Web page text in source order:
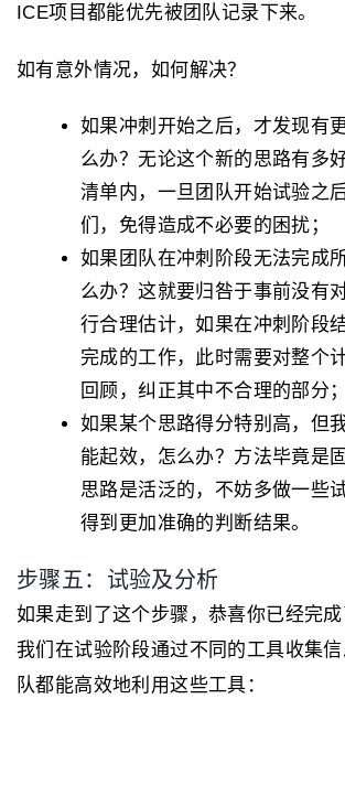
ICE项目都能优先被团队记录下来。
如有意外情况，如何解决？
如果冲刺开始之后，才发现有
么办？无论这个新的思路有多
清单内，一旦团队开始试验之
们，免得造成不必要的困扰；
如果团队在冲刺阶段无法完成
么办？这就要归咎于事前没有
行合理估计，如果在冲刺阶段
完成的工作，此时需要对整个
回顾，纠正其中不合理的部分；
如果某个思路得分特别高，但
能起效，怎么办？方法毕竟是
思路是活泛的，不妨多做一些
得到更加准确的判断结果。
步骤五：试验及分析
如果走到了这个步骤，恭喜你已经完成
我们在试验阶段通过不同的工具收集
队都能高效地利用这些工具：